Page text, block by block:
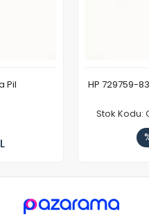
Pil
HP 729759-
Stok Kodu: